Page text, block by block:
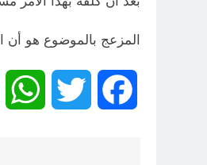
المزعج بالموضوع هو أن
Facebook
Twitter